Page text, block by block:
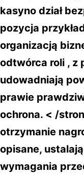
kasyno dział
pozycja
organizacją
odtwórca roli , z
udowadniają
prawie
ochrona. < /
otrzymanie
opisane,
wymagania